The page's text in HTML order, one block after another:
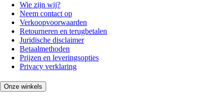
Wie zijn wij?
Neem contact op
Verkoopvoorwaarden
Retourneren en terugbetalen
Juridische disclaimer
Betaalmethoden
Prijzen en leveringsopties
Privacy verklaring
Onze winkels